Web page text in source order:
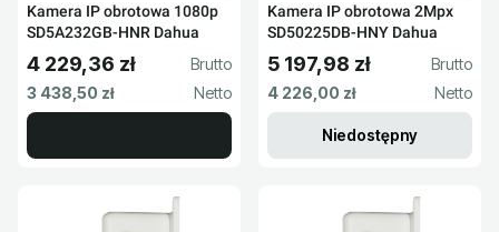
Kamera IP obrotowa 1080p
SD5A232GB-HNR Dahua
Cena brutto
4 229,36 zł
Cena netto
3 438,50 zł
Kamera IP obrotowa 2Mpx
SD50225DB-HNY Dahua
Cena brutto
5 197,98 zł
Cena netto
4 226,00 zł
Niedostępny